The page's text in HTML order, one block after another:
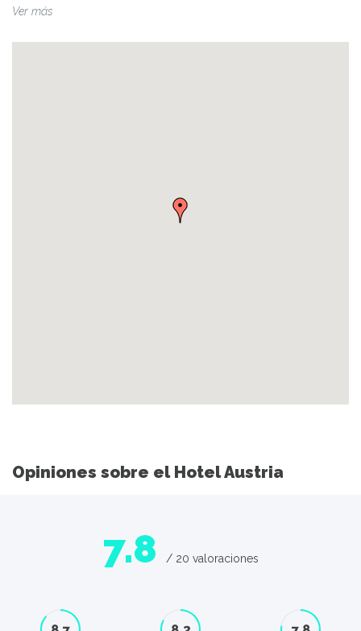
Ver más
Opiniones sobre el Hotel Austria
7.8 / 20 valoraciones